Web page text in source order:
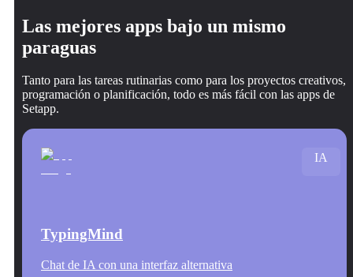
Las mejores apps bajo un mismo
paraguas
Tanto para las tareas rutinarias como para los proyectos creativos,
programación o planificación, todo es más fácil con las apps de
Setapp.
TypingMind
Chat de IA con una interfaz alternativa
IA